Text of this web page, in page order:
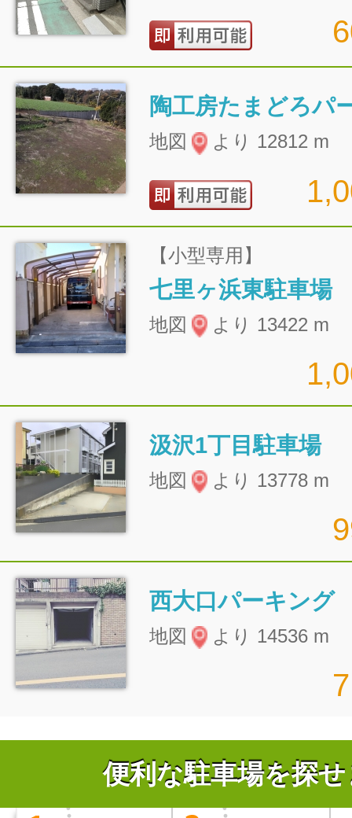
陶工房たまどろパ
地図 より 12812 m
【小型専用】
七里ヶ浜東駐車場
地図 より 13422 m
汲沢1丁目駐車場
地図 より 13778 m
西大口パーキング
地図 より 14536 m
便利な駐車場を探